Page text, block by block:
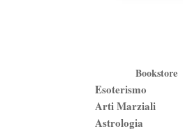
Bookstore
Esoterismo
Arti Marziali
Astrologia